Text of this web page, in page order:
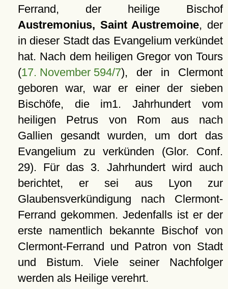
Ferrand, der heilige Bischof
Austremonius, Saint Austremoine, der
in dieser Stadt das Evangelium verkündet
hat. Nach dem heiligen Gregor von Tours
(17. November 594/7), der in Clermont
geboren war, war er einer der sieben
Bischöfe, die im1. Jahrhundert vom
heiligen Petrus von Rom aus nach
Gallien gesandt wurden, um dort das
Evangelium zu verkünden (Glor. Conf.
29). Für das 3. Jahrhundert wird auch
berichtet, er sei aus Lyon zur
Glaubensverkündigung nach Clermont-
Ferrand gekommen. Jedenfalls ist er der
erste namentlich bekannte Bischof von
Clermont-Ferrand und Patron von Stadt
und Bistum. Viele seiner Nachfolger
werden als Heilige verehrt.